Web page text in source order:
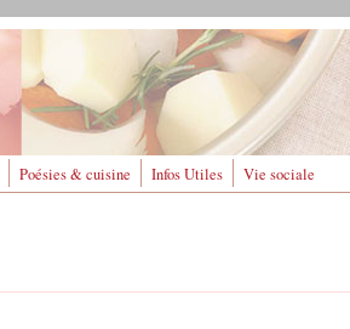
Poésies & cuisine Infos Utiles Vie sociale